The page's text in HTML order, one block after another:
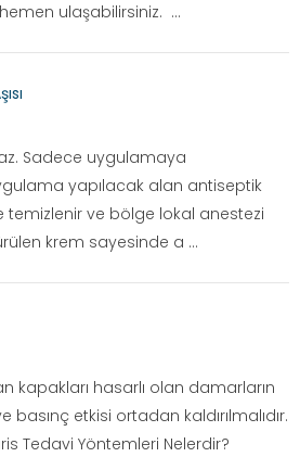
ulaşabilirsiniz. ...
Sadece uygulamaya
yapılacak alan antiseptik
temizlenir ve bölge lokal anestezi
krem sayesinde a ...
kapakları hasarlı olan damarların
basınç etkisi ortadan kaldırılmalıdır.
Tedavi Yöntemleri Nelerdir?